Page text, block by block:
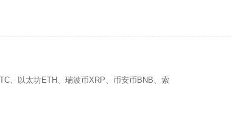
、以太坊ETH、瑞波币XRP、币安币BNB、索